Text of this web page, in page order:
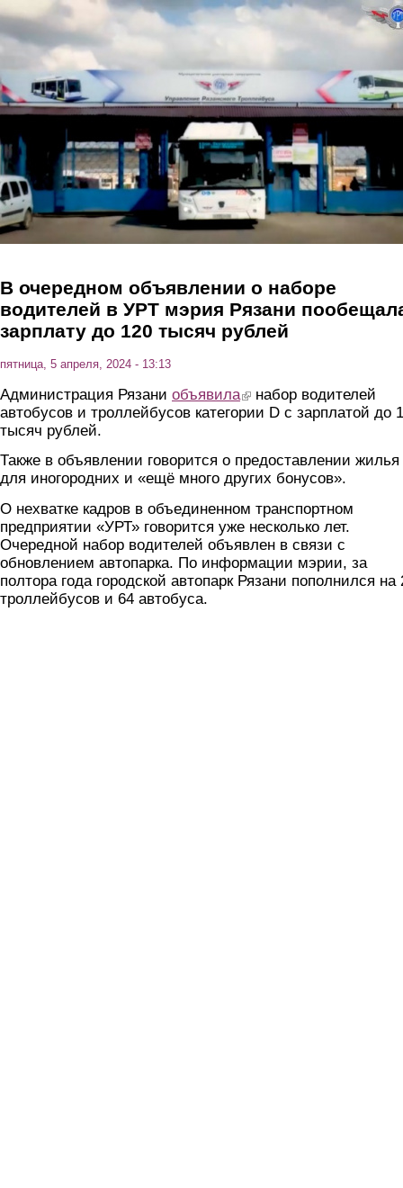
Перейти к основному содержанию
В очередном объявлении о наборе
водителей в УРТ мэрия Рязани
зарплату до 120 тысяч рублей
пятница, 5 апреля, 2024 - 13:13
Администрация Рязани объявила(link is external)
набор водителей
автобусов и троллейбусов категории D с зарплатой до
тысяч рублей.
Также в объявлении говорится о предоставлении жилья
для иногородних и «ещё много других бонусов».
О нехватке кадров в объединенном транспортном
предприятии «УРТ» говорится уже несколько лет.
Очередной набор водителей объявлен в связи с
обновлением автопарка. По информации мэрии, за
полтора года городской автопарк Рязани пополнился на
троллейбусов и 64 автобуса.